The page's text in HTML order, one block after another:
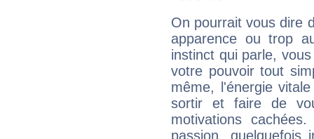
On pourrait vous dire
apparence ou trop
instinct qui parle,
votre pouvoir tout
même, l'énergie
sortir et faire de
motivations
passion, quelquefois